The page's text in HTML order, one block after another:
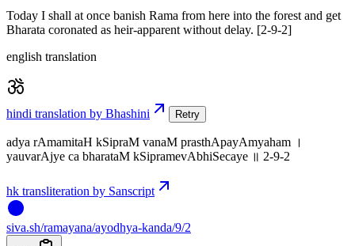
Today I shall at once banish Rama from here into the forest and get
Bharata coronated as heir-apparent without delay. [2-9-2]
english translation
hindi translation by Bhashini Retry
adya rAmamitaH kSipraM vanaM prasthApayAmyaham ।
yauvarAjye ca bharataM kSipramevAbhiSecaye ॥ 2-9-2
hk transliteration by Sanscript
siva.sh/ramayana/ayodhya-kanda/9/2